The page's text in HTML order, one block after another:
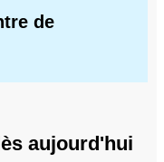
de
aujourd'hui